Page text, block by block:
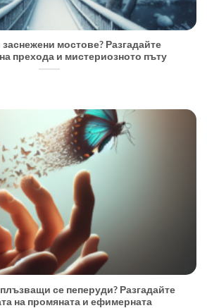
мостове? Разгадайте
прехода и мистериозното пъту
се пеперуди? Разгадайте
на промяната и ефимерната